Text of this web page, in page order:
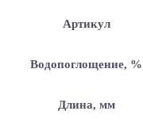
Артикул
Водопоглощение, %
Длина, мм